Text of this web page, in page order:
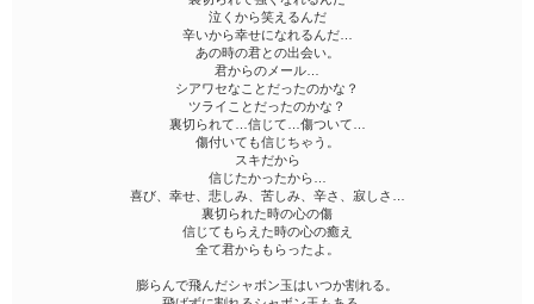
泣くから笑えるんだ
辛いから幸せになれるんだ…
あの時の君との出会い。
君からのメール…
シアワセなことだったのかな？
ツライことだったのかな？
裏切られて…信じて…傷ついて…
傷付いても信じちゃう。
スキだから
信じたかったから…
喜び、幸せ、悲しみ、苦しみ、辛さ、寂しさ…
裏切られた時の心の傷
信じてもらえた時の心の癒え
全て君からもらったよ。
膨らんで飛んだシャボン玉はいつか割れる。